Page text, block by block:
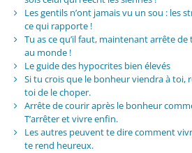
Les gentils n’ont jamais vu un sou : les
ce qui rapporte !
Tu as ce qu’il faut, maintenant arrête de
au monde !
Le guide des hypocrites bien élevés
Si tu crois que le bonheur viendra à toi,
toi de le choper.
Arrête de courir après le bonheur
T’arrêter et vivre enfin.
Les autres peuvent te dire comment
te rend heureux.